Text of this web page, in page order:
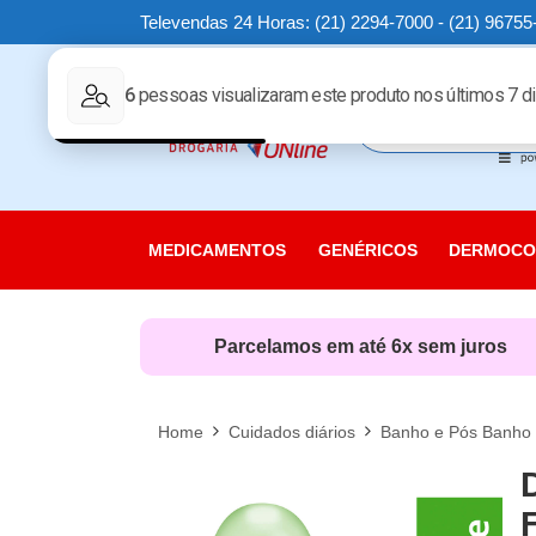
Televendas 24 Horas: (21) 2294-7000 - (21)
MEDICAMENTOS GENÉRICOS
Cuidados
Parcelamos em até 6x sem juros
Home Cuidados diários Banho e Pós Banho